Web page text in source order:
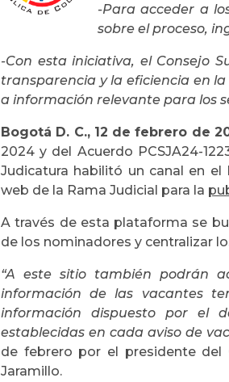
-Para acceder a
sobre el proceso,
-Con esta iniciativa, el Consejo
transparencia y la eficiencia en
a información relevante para los
Bogotá D. C., 12 de febrero de
2024 y del Acuerdo PCSJA24-
Judicatura habilitó un canal en
web de la Rama Judicial para la
A través de esta plataforma se
de los nominadores y centralizar
“A este sitio también podrán
información de las vacantes
información dispuesto por el
establecidas en cada aviso de
de febrero por el presidente del
Jaramillo.